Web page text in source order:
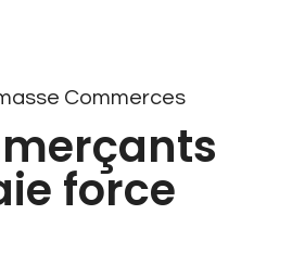
Commerces
force